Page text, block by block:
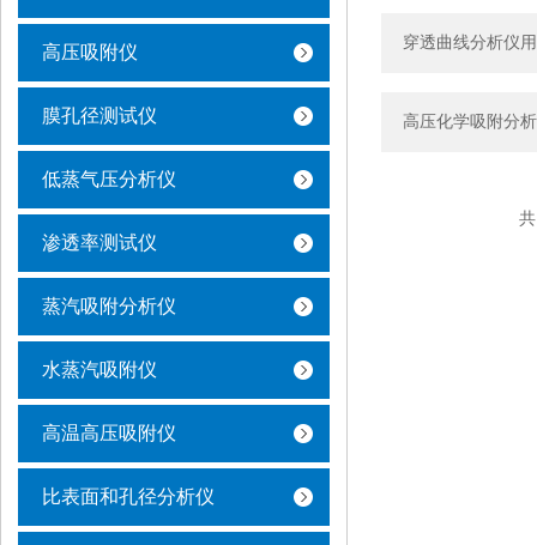
高压吸附仪
膜孔径测试仪
低蒸气压分析仪
渗透率测试仪
蒸汽吸附分析仪
水蒸汽吸附仪
高温高压吸附仪
比表面和孔径分析仪
穿透曲线分析仪
高压化学吸附分